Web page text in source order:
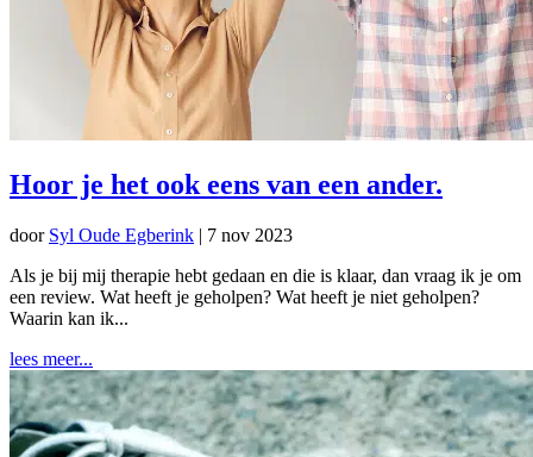
Hoor je het ook eens van een ander.
door Syl Oude Egberink | 7 nov 2023
Als je bij mij therapie hebt gedaan en die is klaar, dan vraag ik je om
een review. Wat heeft je geholpen? Wat heeft je niet geholpen?
Waarin kan ik...
lees meer...